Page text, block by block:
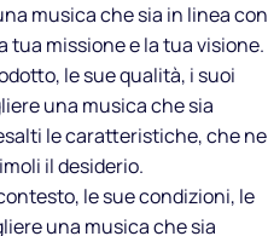
musica che sia in linea con
tua missione e la tua visione.
le sue qualità, i suoi
una musica che sia
le caratteristiche, che ne
il desiderio.
le sue condizioni, le
una musica che sia